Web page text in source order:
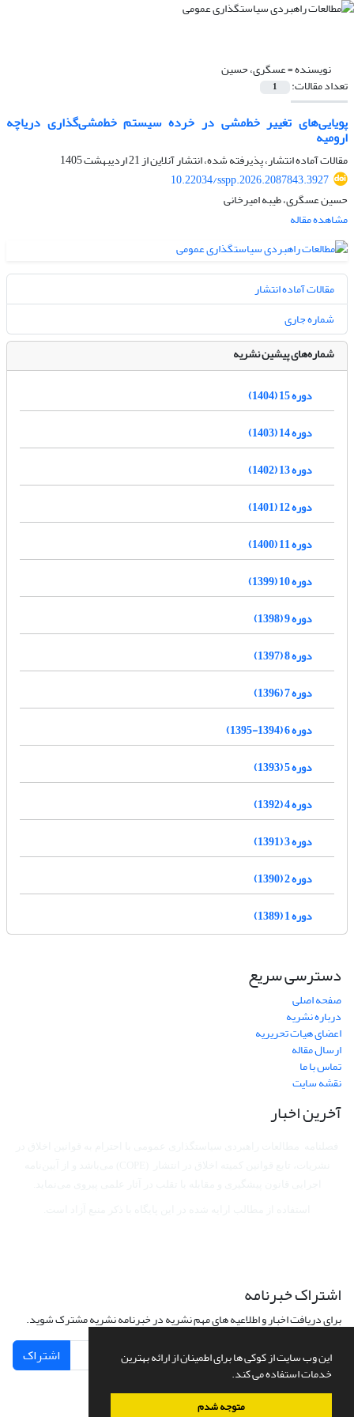
این وب سایت از کوکی ها برای اطمینان از ارائه بهترین
خدمات استفاده می کند.
متوجه شدم
نویسنده =عسگری، حسین
تعداد مقالات: 1
پویایی‌های تغییر خط‌مشی در خرده سیستم خط‌مشی‌گذاری دریاچه
ارومیه
مقالات آماده انتشار، پذیرفته شده، انتشار آنلاین از21 اردیبهشت 1405
10.22034/sspp.2026.2087843.3927
حسین عسگری، طیبه امیرخانی
مشاهده مقاله
مقالات آماده انتشار
شماره جاری
شماره‌های پیشین نشریه
دوره 15 (1404)
دوره 14 (1403)
دوره 13 (1402)
دوره 12 (1401)
دوره 11 (1400)
دوره 10 (1399)
دوره 9 (1398)
دوره 8 (1397)
دوره 7 (1396)
دوره 6 (1394-1395)
دوره 5 (1393)
دوره 4 (1392)
دوره 3 (1391)
دوره 2 (1390)
دوره 1 (1389)
دسترسی سریع
صفحه اصلی
درباره نشریه
اعضای هیات تحریریه
ارسال مقاله
تماس با ما
نقشه سایت
آخرین اخبار
اشتراک خبرنامه
برای دریافت اخبار و اطلاعیه های مهم نشریه در خبرنامه نشریه مشترک شوید.
اشتراک